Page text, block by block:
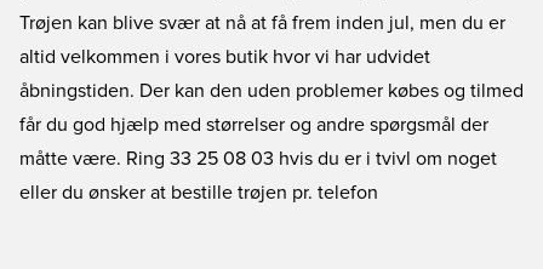
Trøjen kan blive svær at nå at få frem inden jul, men du er
altid velkommen i vores butik hvor vi har udvidet
åbningstiden. Der kan den uden problemer købes og tilmed
får du god hjælp med størrelser og andre spørgsmål der
måtte være. Ring 33 25 08 03 hvis du er i tvivl om noget
eller du ønsker at bestille trøjen pr. telefon